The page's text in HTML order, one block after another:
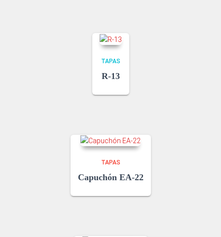
TAPAS
R-13
TAPAS
Capuchón EA-22